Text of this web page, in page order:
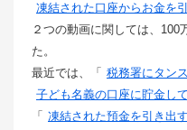
凍結された口座からお金を
２つの動画に関しては、100
た。
最近では、「 税務署にタン
子ども名義の口座に貯金し
「 凍結された預金を引き出